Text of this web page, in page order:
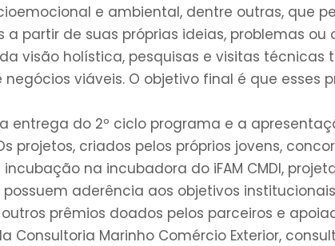
e ambiental, dentre outras, que
a partir de suas próprias ideias, problemas
visão holística, pesquisas e visitas
viáveis. O objetivo final é que esses
entrega do 2º ciclo programa e a
projetos, criados pelos próprios jovens,
na incubadora do iFAM CMDI,
aderência aos objetivos
prêmios doados pelos parceiros e
da Consultoria Marinho Comércio Exterior,